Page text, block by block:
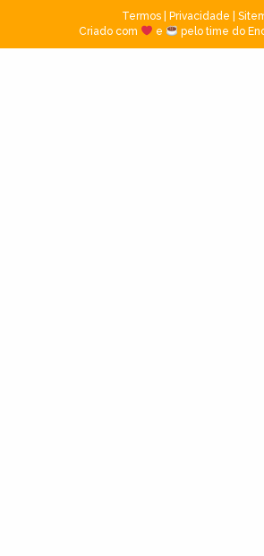
Termos| Privacidade
Criado com
e pelo time do